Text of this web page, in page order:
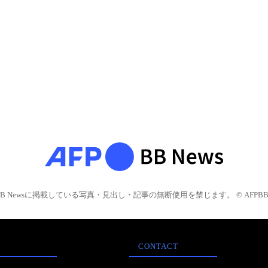
Newsに掲載している写真・見出し・記事の無断使用を禁じます。 © AFPBB
CONTACT